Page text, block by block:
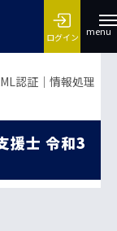
ログイン menu
認証｜情報処理
援士 令和3